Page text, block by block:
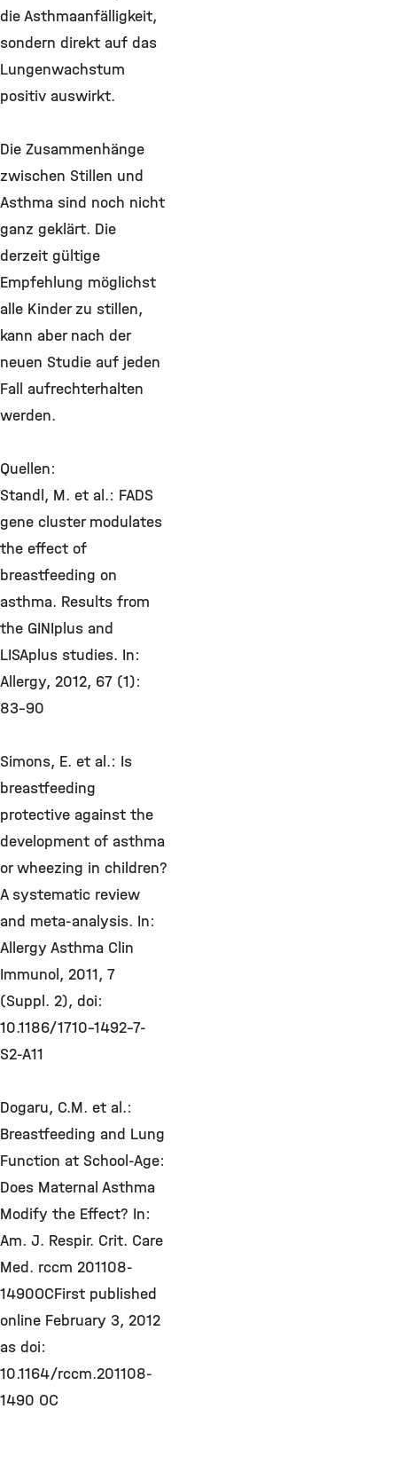
die Asthmaanfälligkeit,
sondern direkt auf das
Lungenwachstum
positiv auswirkt.
Die Zusammenhänge
zwischen Stillen und
Asthma sind noch nicht
ganz geklärt. Die
derzeit gültige
Empfehlung möglichst
alle Kinder zu stillen,
kann aber nach der
neuen Studie auf jeden
Fall aufrechterhalten
werden.
Quellen:
Standl, M. et al.: FADS
gene cluster modulates
the effect of
breastfeeding on
asthma. Results from
the GINIplus and
LISAplus studies. In:
Allergy, 2012, 67 (1):
83-90
Simons, E. et al.: Is
breastfeeding
protective against the
development of asthma
or wheezing in children?
A systematic review
and meta-analysis. In:
Allergy Asthma Clin
Immunol, 2011, 7
(Suppl. 2), doi:
10.1186/1710-1492-7-
S2-A11
Dogaru, C.M. et al.:
Breastfeeding and Lung
Function at School-Age:
Does Maternal Asthma
Modify the Effect? In:
Am. J. Respir. Crit. Care
Med. rccm 201108-
1490OCFirst published
online February 3, 2012
as doi:
10.1164/rccm.201108-
1490 OC